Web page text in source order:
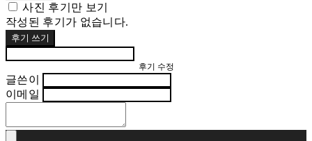
사진 후기만 보기
작성된 후기가 없습니다.
후기 쓰기
후기 수정
글쓴이
이메일